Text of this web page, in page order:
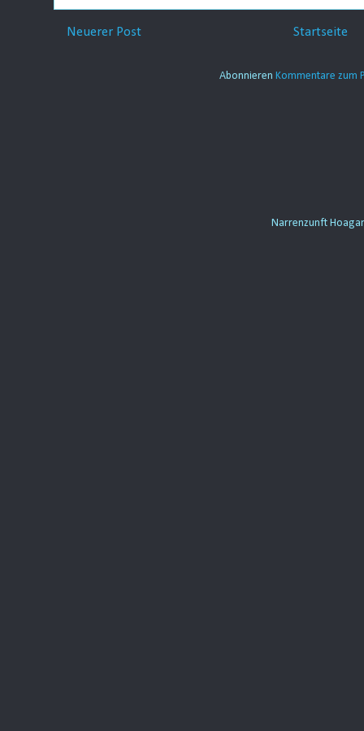
Neuerer Post Startseite
Abonnieren Kommentare zum
Narrenzunft